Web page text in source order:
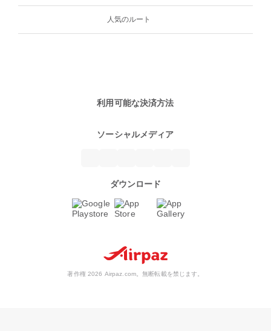
人気のルート
利用可能な決済方法
ソーシャルメディア
ダウンロード
著作権 2026 Airpaz.com。無断転載を禁じます。